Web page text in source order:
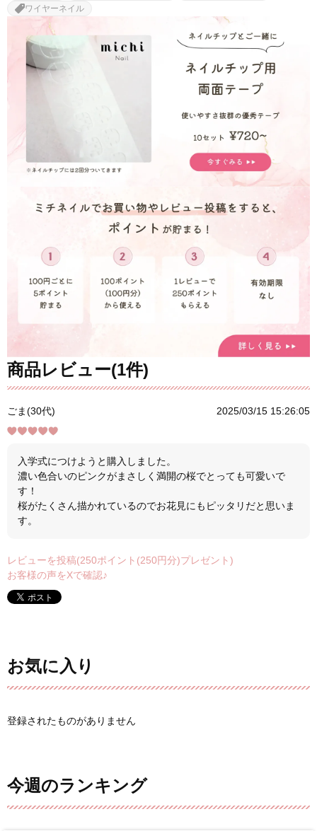
ワイヤーネイル
商品レビュー(1件)
ごま(30代) 2025/03/15 15:26:05
入学式につけようと購入しました。
濃い色合いのピンクがまさしく満開の桜でとっても可愛いで
す！
桜がたくさん描かれているのでお花見にもピッタリだと思いま
す。
レビューを投稿(250ポイント(250円分)プレゼント)
お客様の声をXで確認♪
お気に入り
登録されたものがありません
今週のランキング